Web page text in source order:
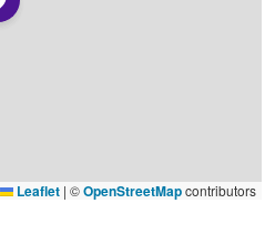
Leaflet | ©OpenStreetMapcontributors